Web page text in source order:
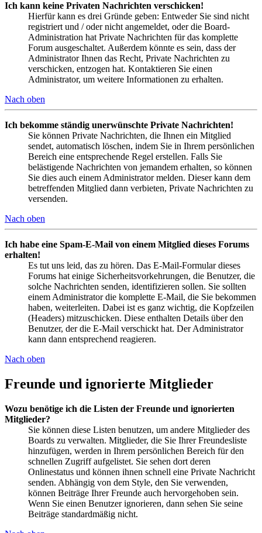
Ich kann keine Privaten Nachrichten verschicken!
Hierfür kann es drei Gründe geben: Entweder Sie sind nicht
registriert und / oder nicht angemeldet, oder die Board-
Administration hat Private Nachrichten für das komplette
Forum ausgeschaltet. Außerdem könnte es sein, dass der
Administrator Ihnen das Recht, Private Nachrichten zu
verschicken, entzogen hat. Kontaktieren Sie einen
Administrator, um weitere Informationen zu erhalten.
Nach oben
Ich bekomme ständig unerwünschte Private Nachrichten!
Sie können Private Nachrichten, die Ihnen ein Mitglied
sendet, automatisch löschen, indem Sie in Ihrem persönlichen
Bereich eine entsprechende Regel erstellen. Falls Sie
belästigende Nachrichten von jemandem erhalten, so können
Sie dies auch einem Administrator melden. Dieser kann dem
betreffenden Mitglied dann verbieten, Private Nachrichten zu
versenden.
Nach oben
Ich habe eine Spam-E-Mail von einem Mitglied dieses Forums
erhalten!
Es tut uns leid, das zu hören. Das E-Mail-Formular dieses
Forums hat einige Sicherheitsvorkehrungen, die Benutzer, die
solche Nachrichten senden, identifizieren sollen. Sie sollten
einem Administrator die komplette E-Mail, die Sie bekommen
haben, weiterleiten. Dabei ist es ganz wichtig, die Kopfzeilen
(Headers) mitzuschicken. Diese enthalten Details über den
Benutzer, der die E-Mail verschickt hat. Der Administrator
kann dann entsprechend reagieren.
Nach oben
Freunde und ignorierte Mitglieder
Wozu benötige ich die Listen der Freunde und ignorierten
Mitglieder?
Sie können diese Listen benutzen, um andere Mitglieder des
Boards zu verwalten. Mitglieder, die Sie Ihrer Freundesliste
hinzufügen, werden in Ihrem persönlichen Bereich für den
schnellen Zugriff aufgelistet. Sie sehen dort deren
Onlinestatus und können ihnen schnell eine Private Nachricht
senden. Abhängig von dem Style, den Sie verwenden,
können Beiträge Ihrer Freunde auch hervorgehoben sein.
Wenn Sie einen Benutzer ignorieren, dann sehen Sie seine
Beiträge standardmäßig nicht.